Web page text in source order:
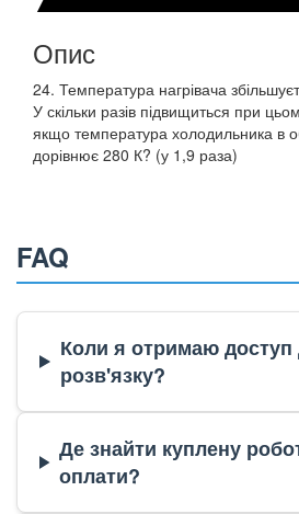
Опис
24. Температура нагрівача
У скільки разів підвищиться при
якщо температура холодильника в
дорівнює 280 К? (у 1,9 раза)
FAQ
Коли я отримаю доступ
розв'язку?
Де знайти куплену
оплати?